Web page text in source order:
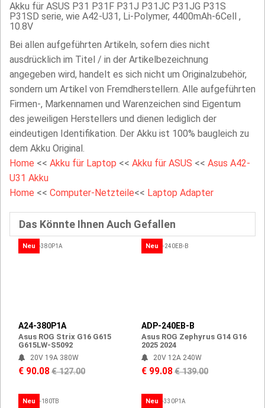
Akku für ASUS P31 P31F P31J P31JC P31JG P31S
P31SD serie, wie A42-U31, Li-Polymer, 4400mAh-6Cell ,
10.8V
Bei allen aufgeführten Artikeln, sofern dies nicht
ausdrücklich im Titel / in der Artikelbezeichnung
angegeben wird, handelt es sich nicht um Originalzubehör,
sondern um Artikel von Fremdherstellern. Alle aufgeführten
Firmen-, Markennamen und Warenzeichen sind Eigentum
des jeweiligen Herstellers und dienen lediglich der
eindeutigen Identifikation. Der Akku ist 100% baugleich zu
dem Akku Original.
Home << Akku für Laptop << Akku für ASUS << Asus A42-
U31 Akku
Home << Computer-Netzteile<< Laptop Adapter
Das Könnte Ihnen Auch Gefallen
Neu
A24-380P1A
Asus ROG Strix G16 G615
G615LW-S5092
20V 19A 380W
€ 90.08€ 127.00
Neu
ADP-240EB-B
Asus ROG Zephyrus G14 G16
2025 2024
20V 12A 240W
€ 99.08€ 139.00
Neu Neu